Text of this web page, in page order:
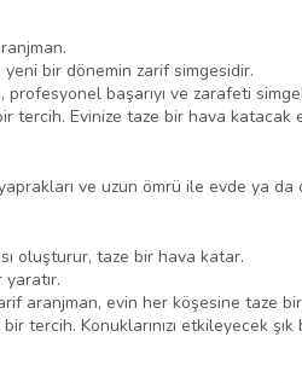
yeni bir dönemin zarif simgesidir.
başarıyı ve zarafeti
tercih. Evinize taze bir hava katacak
ve uzun ömrü ile evde ya
oluşturur, taze bir hava katar.
aranjman, evin her köşesine taze
Konuklarınızı etkileyecek şık